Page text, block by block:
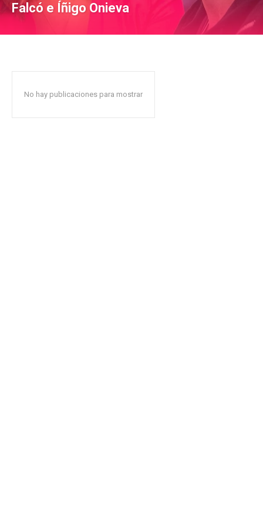
Falcó e Íñigo Onieva
No hay publicaciones para mostrar